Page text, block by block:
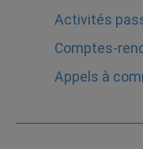
Activités
Comptes-
Appels à